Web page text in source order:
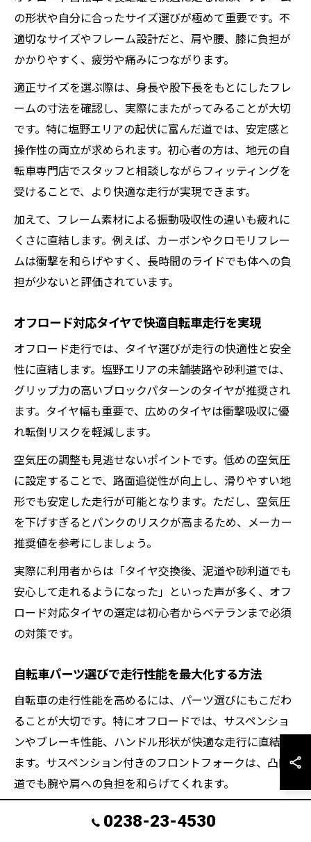
の形状や自分に合ったサイズ選びが極めて重要です。不
適切なサイズやフレーム設計だと、肩や腰、膝に負担が
かかりやすく、疲労や痛みにつながります。
適正サイズを選ぶ際は、身長や股下長をもとにしたフレ
ームの寸法を確認し、実際にまたがってみることが大切
です。特に塩野エリアの起伏に富んだ道では、安定感と
操作性の両立が求められます。初心者の方は、地元の自
転車専門店でスタッフと相談しながらフィッティングを
受けることで、より快適な走行が実現できます。
加えて、フレーム素材による振動吸収性の違いも疲れに
くさに直結します。例えば、カーボンやクロモリフレー
ムは衝撃を和らげやすく、長時間のライドでも体への負
担が少ないと評価されています。
オフロード対応タイヤで快適自転車走行を実現
オフロード走行では、タイヤ選びが走行の快適性と安全
性に直結します。塩野エリアの未舗装路や砂利道では、
グリップ力の高いブロックパターンのタイヤが推奨され
ます。タイヤ幅も重要で、広めのタイヤは衝撃吸収に優
れ転倒リスクを軽減します。
空気圧の調整も見逃せないポイントです。低めの空気圧
に設定することで、路面追従性が向上し、滑りやすい地
形でも安定した走行が可能となります。ただし、空気圧
を下げすぎるとパンクのリスクが高まるため、メーカー
推奨値を参考にしましょう。
実際に利用者からは「タイヤ交換後、泥道や砂利道でも
安心して走れるようになった」といった声が多く、オフ
ロード対応タイヤの選定は初心者からベテランまで必須
の対策です。
自転車パーツ選びで走行性能を最大化する方法
自転車の走行性能を高めるには、パーツ選びにもこだわ
ることが大切です。特にオフロードでは、サスペンショ
ンやブレーキ性能、ハンドル形状が快適な走行に直結し
ます。サスペンション付きのフロントフォークは、凸凹
道でも腕や肩への負担を和らげてくれます。
また、油圧ディスクブレーキは泥や雨天時でも安定した
0238-23-4530